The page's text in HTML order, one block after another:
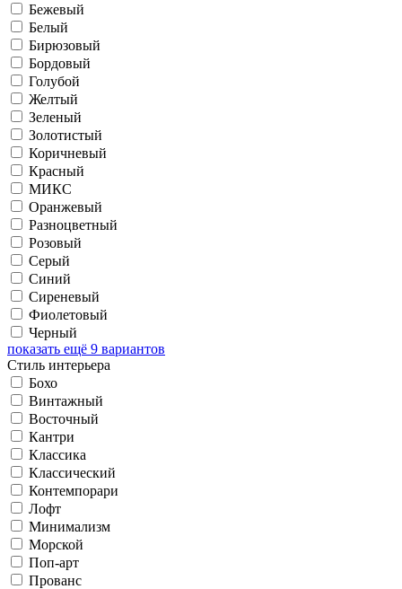
Бежевый
Белый
Бирюзовый
Бордовый
Голубой
Желтый
Зеленый
Золотистый
Коричневый
Красный
МИКС
Оранжевый
Разноцветный
Розовый
Серый
Синий
Сиреневый
Фиолетовый
Черный
показать ещё 9 вариантов
Стиль интерьера
Бохо
Винтажный
Восточный
Кантри
Классика
Классический
Контемпорари
Лофт
Минимализм
Морской
Поп-арт
Прованс